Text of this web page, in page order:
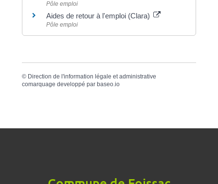
Pôle emploi
Aides de retour à l'emploi (Clara)
Pôle emploi
© Direction de l'information légale et administrative
comarquage developpé par baseo.io